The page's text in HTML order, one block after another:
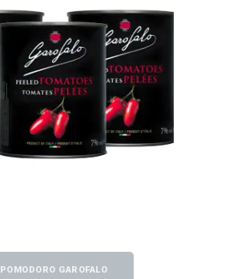
POMODORO GAROFALO